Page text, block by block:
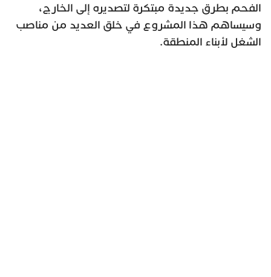
الفحم بطرق جديدة مبتكرة لتصديره إلى الخارج،
وسيساهم هذا المشروع في خلق العديد من مناصب
الشغل لأبناء المنطقة.